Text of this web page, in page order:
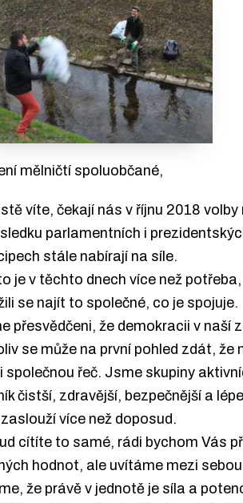
mělničtí spoluobčané,
víte, čekají nás v říjnu 2018
parlamentních i
stále nabírají na síle.
je v těchto dnech více než
se najít to společné, co je spojuje.
přesvědčeni, že demokracii v naší
se může na první pohled zdát,
společnou řeč. Jsme skupiny
čistší, zdravější, bezpečnější a
více než doposud.
cítíte to samé, rádi bychom Vás
hodnot, ale uvítáme mezi
že právě v jednotě je síla a